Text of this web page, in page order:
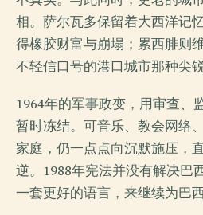
相。萨尔瓦多保留着大西洋记
得橡胶财富与崩塌；累西腓则
不轻信口号的港口城市那种尖锐
1964年的军事政变，用审查、
暂时冻结。可音乐、教会网络
家庭，仍一点点向沉默施压，
逆。1988年宪法并没有解决巴
一套更好的语言，来继续为巴西